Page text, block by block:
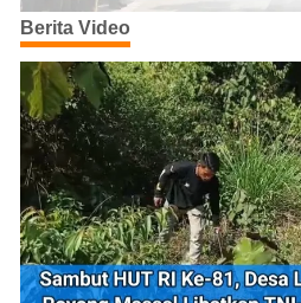
Berita Video